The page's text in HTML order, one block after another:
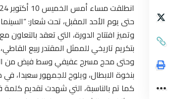
حتى يوم الأحد المقبل، تحت شعار:
وتميز افتتاح الدورة، التي تعقد
بتكريم تاريخي للممثل المقتدر ربيع
وحتى محج مسرح عفيفي وسط فيض من
بنخوة الابطال، ويلوح للجمهور سعيدا، في
كما تم بالناسبة، التي شهدت تقديم كلمة